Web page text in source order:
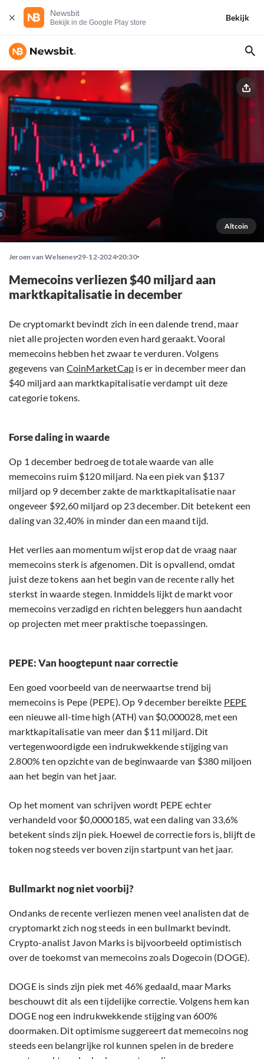
Newsbit
Bekijk in de Google Play store
Bekijk
Altcoin
Jeroen van Welsenes 29-12-2024 20:30
Memecoins verliezen $40 miljard aan
marktkapitalisatie in december
De cryptomarkt bevindt zich in een dalende trend, maar
niet alle projecten worden even hard geraakt. Vooral
memecoins hebben het zwaar te verduren. Volgens
gegevens van CoinMarketCap is er in december meer dan
$40 miljard aan marktkapitalisatie verdampt uit deze
categorie tokens.
Forse daling in waarde
Op 1 december bedroeg de totale waarde van alle
memecoins ruim $120 miljard. Na een piek van $137
miljard op 9 december zakte de marktkapitalisatie naar
ongeveer $92,60 miljard op 23 december. Dit betekent een
daling van 32,40% in minder dan een maand tijd.
Het verlies aan momentum wijst erop dat de vraag naar
memecoins sterk is afgenomen. Dit is opvallend, omdat
juist deze tokens aan het begin van de recente rally het
sterkst in waarde stegen. Inmiddels lijkt de markt voor
memecoins verzadigd en richten beleggers hun aandacht
op projecten met meer praktische toepassingen.
PEPE: Van hoogtepunt naar correctie
Een goed voorbeeld van de neerwaartse trend bij
memecoins is Pepe (PEPE). Op 9 december bereikte PEPE
een nieuwe all-time high (ATH) van $0,000028, met een
marktkapitalisatie van meer dan $11 miljard. Dit
vertegenwoordigde een indrukwekkende stijging van
2.800% ten opzichte van de beginwaarde van $380 miljoen
aan het begin van het jaar.
Op het moment van schrijven wordt PEPE echter
verhandeld voor $0,0000185, wat een daling van 33,6%
betekent sinds zijn piek. Hoewel de correctie fors is, blijft de
token nog steeds ver boven zijn startpunt van het jaar.
Bullmarkt nog niet voorbij?
Ondanks de recente verliezen menen veel analisten dat de
cryptomarkt zich nog steeds in een bullmarkt bevindt.
Crypto-analist Javon Marks is bijvoorbeeld optimistisch
over de toekomst van memecoins zoals Dogecoin (DOGE).
DOGE is sinds zijn piek met 46% gedaald, maar Marks
beschouwt dit als een tijdelijke correctie. Volgens hem kan
DOGE nog een indrukwekkende stijging van 600%
doormaken. Dit optimisme suggereert dat memecoins nog
steeds een belangrijke rol kunnen spelen in de bredere